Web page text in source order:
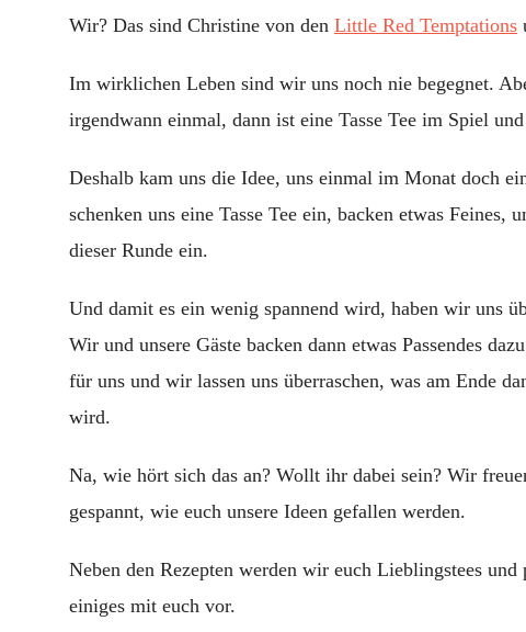
Wir? Das sind Christine von den Little Red Temptations
Im wirklichen Leben sind wir uns noch nie begegnet.
irgendwann einmal, dann ist eine Tasse Tee im Spiel
Deshalb kam uns die Idee, uns einmal im Monat doch
schenken uns eine Tasse Tee ein, backen etwas
dieser Runde ein.
Und damit es ein wenig spannend wird, haben wir uns
Wir und unsere Gäste backen dann etwas Passendes
für uns und wir lassen uns überraschen, was am Ende
wird.
Na, wie hört sich das an? Wollt ihr dabei sein? Wir
gespannt, wie euch unsere Ideen gefallen werden.
Neben den Rezepten werden wir euch Lieblingstees
einiges mit euch vor.